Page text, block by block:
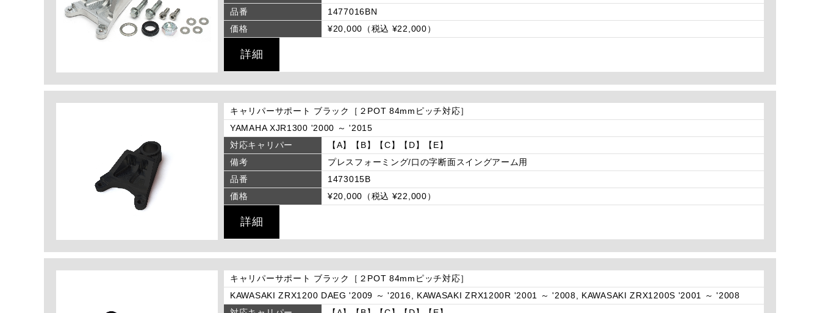
品番
1477016BN
価格
¥20,000（税込 ¥22,000）
詳細
キャリパーサポート ブラック［２POT 84mmピッチ対応］
YAMAHA XJR1300 '2000 ～ '2015
対応キャリパー
【A】【B】【C】【D】【E】
備考
プレスフォーミング/口の字断面スイングアーム用
品番
1473015B
価格
¥20,000（税込 ¥22,000）
詳細
キャリパーサポート ブラック［２POT 84mmピッチ対応］
KAWASAKI ZRX1200 DAEG '2009 ～ '2016, KAWASAKI ZRX1200R '2001 ～ '2008, KAWASAKI ZRX1200S '2001 ～ '2008